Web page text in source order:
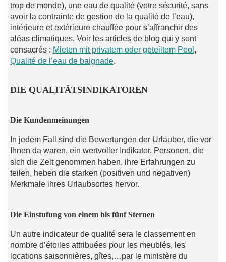
trop de monde), une eau de qualité (votre sécurité, sans
avoir la contrainte de gestion de la qualité de l’eau),
intérieure et extérieure chauffée pour s’affranchir des
aléas climatiques. Voir les articles de blog qui y sont
consacrés : Mieten mit privatem oder geteiltem Pool ,
Qualité de l’eau de baignade.
DIE QUALITÄTSINDIKATOREN
Die Kundenmeinungen
In jedem Fall sind die Bewertungen der Urlauber, die vor
Ihnen da waren, ein wertvoller Indikator. Personen, die
sich die Zeit genommen haben, ihre Erfahrungen zu
teilen, heben die starken (positiven und negativen)
Merkmale ihres Urlaubsortes hervor.
Die Einstufung von einem bis fünf Sternen
Un autre indicateur de qualité sera le classement en
nombre d’étoiles attribuées pour les meublés, les
locations saisonnières, gîtes,…par le ministère du